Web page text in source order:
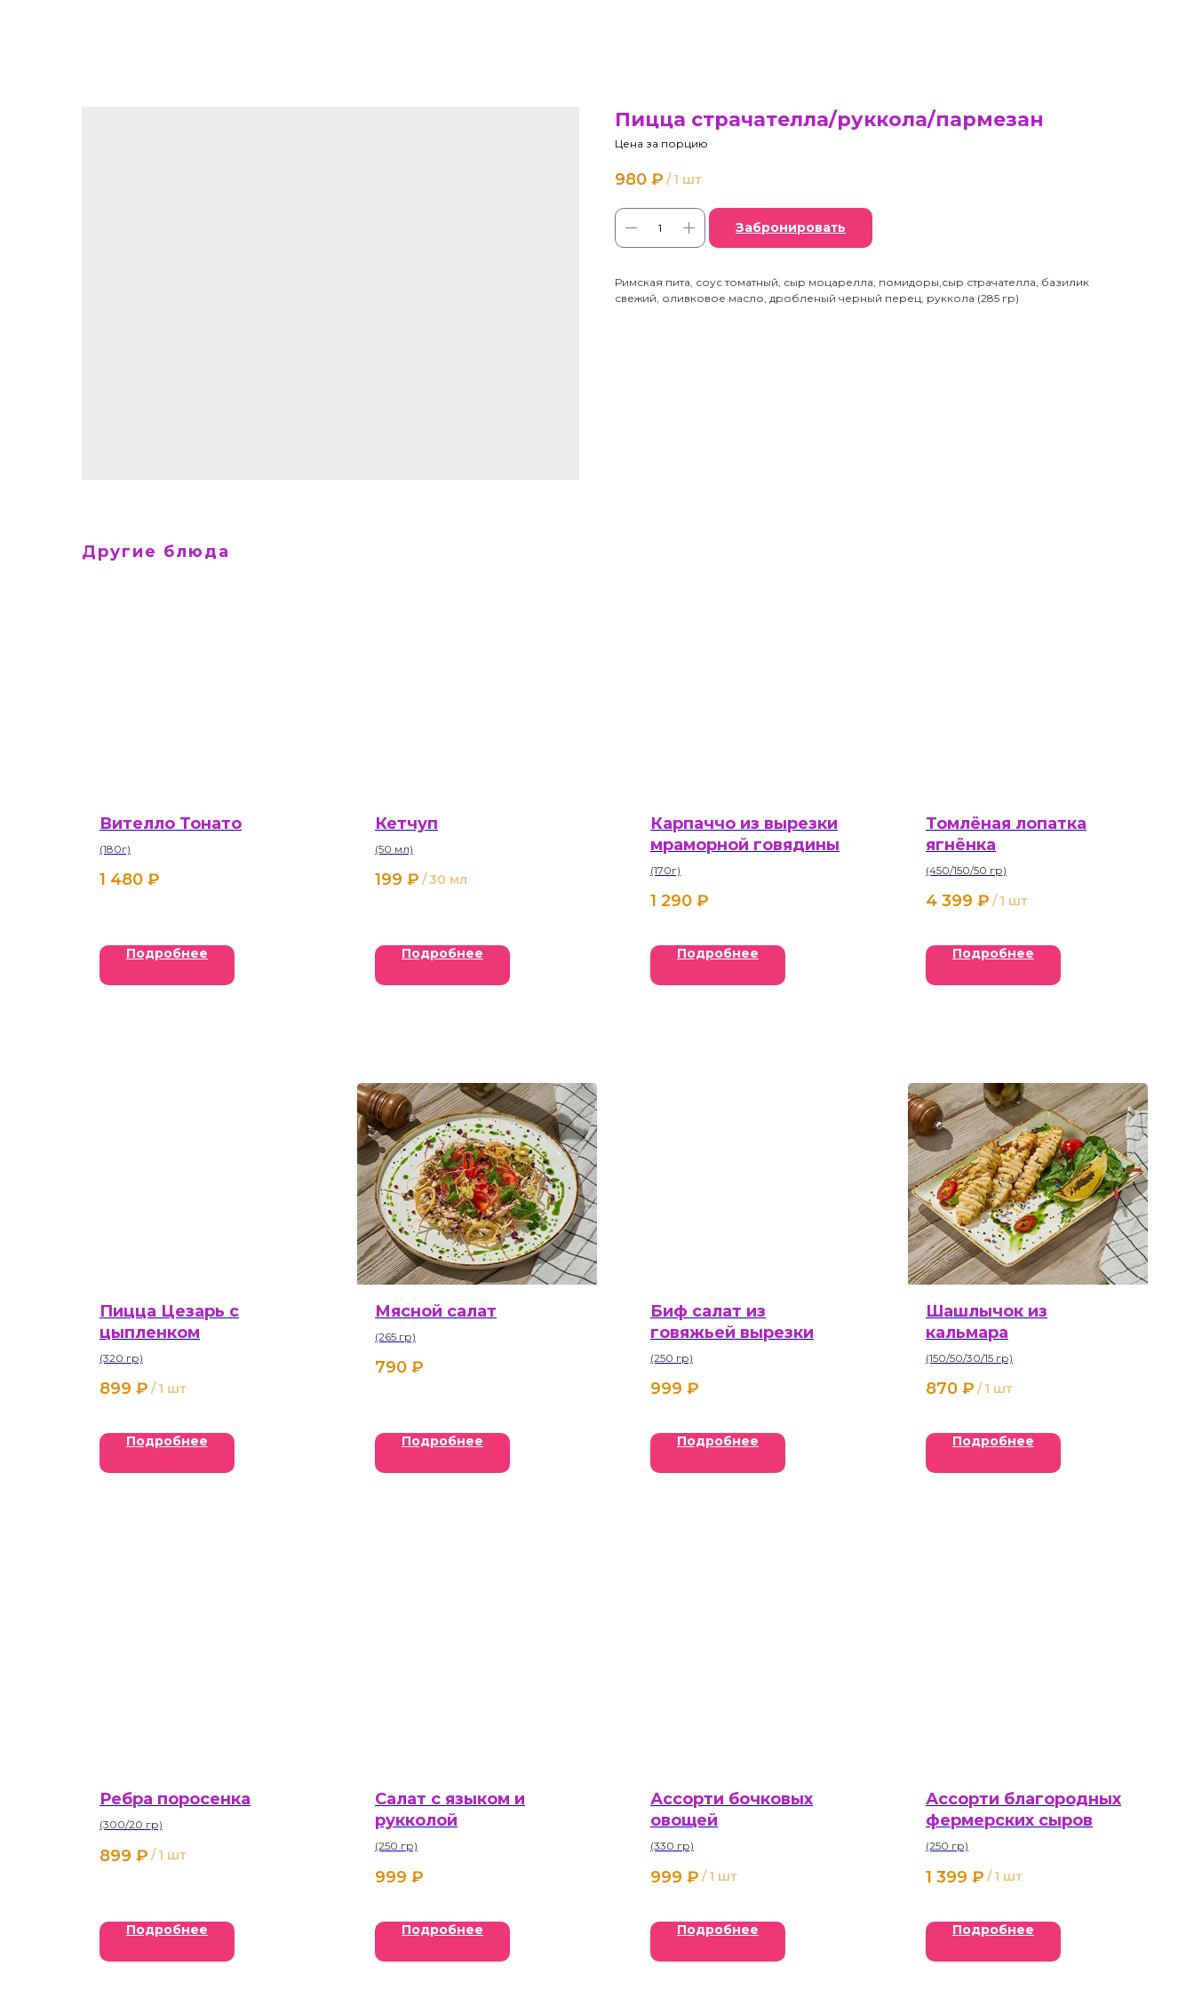
Пицца страчателла/руккола/пармезан
Цена за порцию
980 ₽ / 1 шт
Забронировать
Римская пита, соус томатный, сыр моцарелла, помидоры,сыр страчателла, базилик
свежий, оливковое масло, дробленый черный перец, руккола (285 гр)
Другие блюда
Вителло Тонато
(180г)
1 480 ₽
Подробнее
Кетчуп
(50 мл)
199 ₽ /30 мл
Подробнее
Карпаччо из вырезки
мраморной говядины
(170г)
1 290 ₽
Подробнее
Томлёная лопатка
ягнёнка
(450/150/50 гр)
4 399 ₽ / 1 шт
Подробнее
Пицца Цезарь с
цыпленком
(320 гр)
899 ₽ / 1 шт
Подробнее
Мясной салат
(265 гр)
790 ₽
Подробнее
Биф салат из
говяжьей вырезки
(250 гр)
999 ₽
Подробнее
Шашлычок из
кальмара
(150/50/30/15 гр)
870 ₽ / 1 шт
Подробнее
Ребра поросенка
(300/20 гр)
899 ₽ / 1 шт
Подробнее
Салат с языком и
рукколой
(250 гр)
999 ₽
Подробнее
Ассорти бочковых
овощей
(330 гр)
999 ₽ / 1 шт
Подробнее
Ассорти благородных
фермерских сыров
(250 гр)
1 399 ₽ / 1 шт
Подробнее